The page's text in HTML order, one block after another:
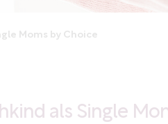
Moms by Choice
als Single